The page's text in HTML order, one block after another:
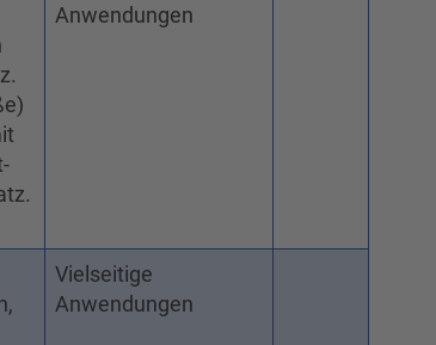
Anwendungen
Vielseitige
Anwendungen